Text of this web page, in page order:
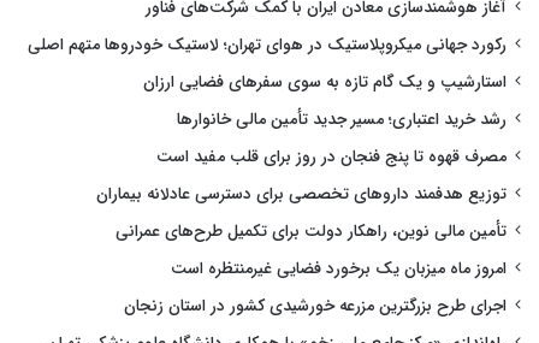
آغاز هوشمندسازی معادن ایران با کمک شرکت‌های فناور
رکورد جهانی میکروپلاستیک در هوای تهران؛ لاستیک خودروها متهم اصلی
استارشیپ و یک گام تازه به سوی سفرهای فضایی ارزان
رشد خرید اعتباری؛ مسیر جدید تأمین مالی خانوارها
مصرف قهوه تا پنج فنجان در روز برای قلب مفید است
توزیع هدفمند داروهای تخصصی برای دسترسی عادلانه بیماران
تأمین مالی نوین، راهکار دولت برای تکمیل طرح‌های عمرانی
امروز ماه میزبان یک برخورد فضایی غیرمنتظره است
اجرای طرح بزرگترین مزرعه خورشیدی کشور در استان زنجان